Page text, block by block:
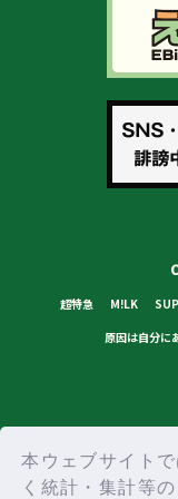
本ウェブサイト
く統計・集計等
超特急 M!LK
原因は自分に
原因は自分にある。